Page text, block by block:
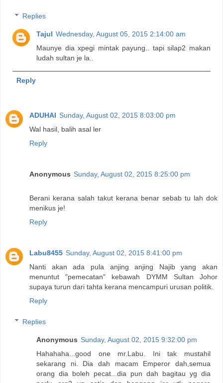
Replies
Tajul Wednesday, August 05, 2015 2:14:00 am
Maunye dia xpegi mintak payung.. tapi silap2 makan
ludah sultan je la..
Reply
ADUHAI Sunday, August 02, 2015 8:03:00 pm
Wal hasil, balih asal ler
Reply
Anonymous Sunday, August 02, 2015 8:25:00 pm
Berani kerana salah takut kerana benar sebab tu lah dok
menikus je!
Reply
Labu8455 Sunday, August 02, 2015 8:41:00 pm
Nanti akan ada pula anjing anjing Najib yang akan
menuntut "pemecatan" kebawah DYMM Sultan Johor
supaya turun dari tahta kerana mencampuri urusan politik.
Reply
Replies
Anonymous Sunday, August 02, 2015 9:32:00 pm
Hahahaha...good one mr.Labu. Ini tak mustahil
sekarang ni. Dia dah macam Emperor dah,semua
orang dia boleh pecat...dia pun dah bagitau yg dia